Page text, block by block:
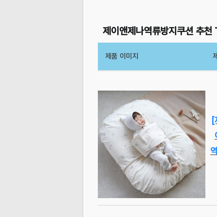
제이앤제나역류방지쿠션 추
제품 이미지
[